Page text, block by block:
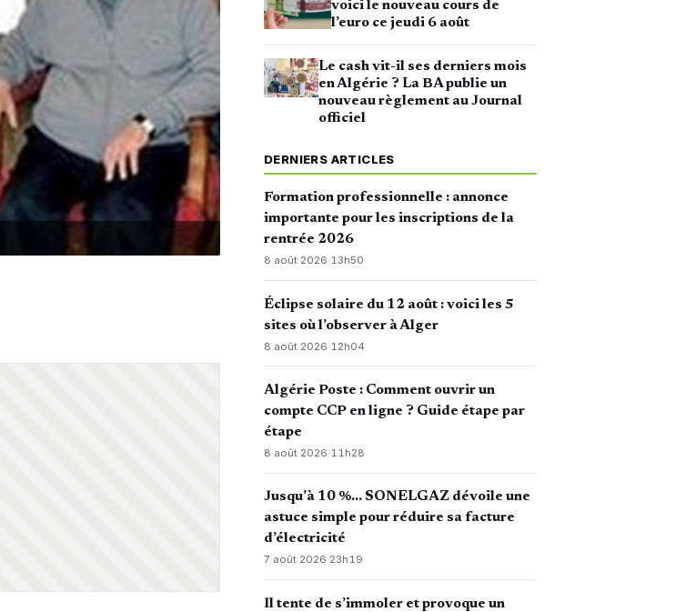
voici le nouveau cours de
l’euro ce jeudi 6 août
Le cash vit-il ses derniers mois
en Algérie ? La BA publie un
nouveau règlement au Journal
officiel
DERNIERS ARTICLES
Formation professionnelle : annonce
importante pour les inscriptions de la
rentrée 2026
8 août 2026·13h50
Éclipse solaire du 12 août : voici les 5
sites où l’observer à Alger
8 août 2026· 12h04
Algérie Poste : Comment ouvrir un
compte CCP en ligne ? Guide étape par
étape
8 août 2026·11h28
Jusqu’à 10 %… SONELGAZ dévoile une
astuce simple pour réduire sa facture
d’électricité
7 août 2026·23h19
Il tente de s’immoler et provoque un